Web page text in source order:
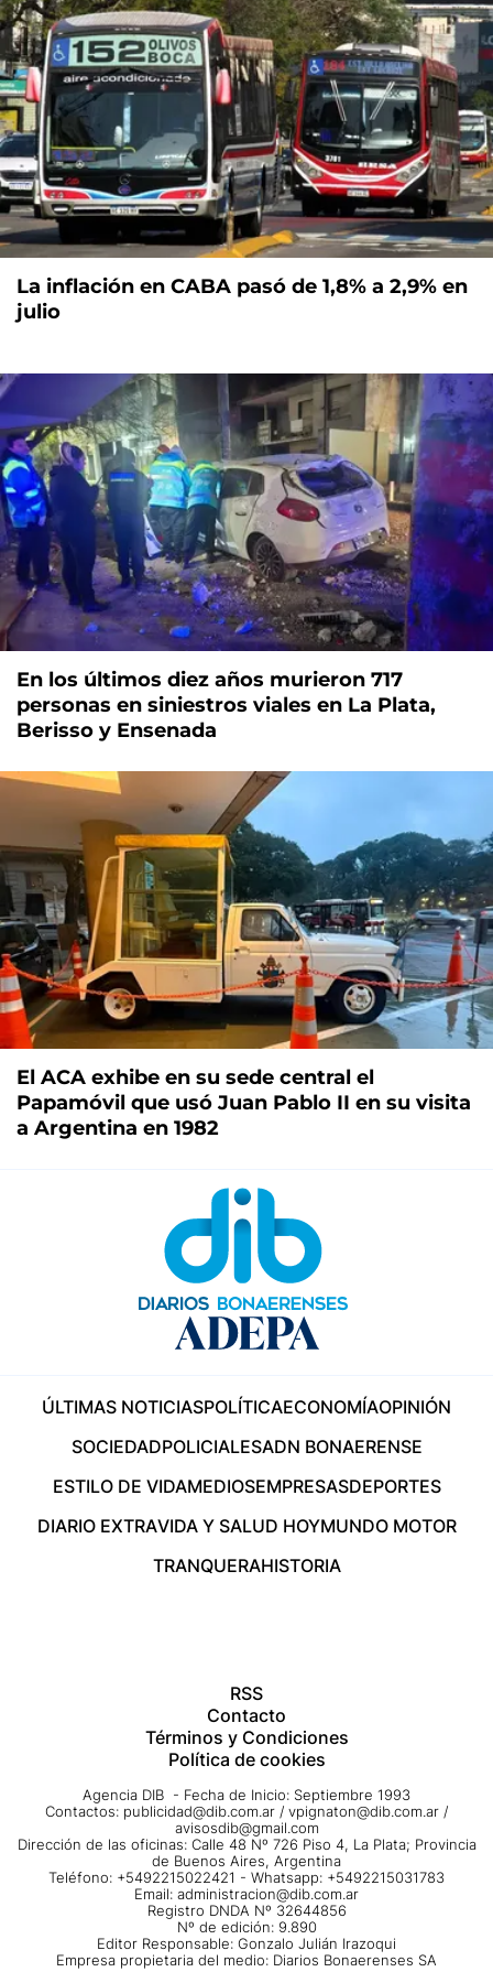
La inflación en CABA pasó de 1,8% a 2,9% en
julio
En los últimos diez años murieron 717
personas en siniestros viales en La Plata,
Berisso y Ensenada
El ACA exhibe en su sede central el
Papamóvil que usó Juan Pablo II en su visita
a Argentina en 1982
ÚLTIMAS NOTICIASPOLÍTICAECONOMÍAOPINIÓN
SOCIEDADPOLICIALESADN BONAERENSE
ESTILO DE VIDAMEDIOSEMPRESASDEPORTES
DIARIO EXTRAVIDA Y SALUD HOYMUNDO MOTOR
TRANQUERAHISTORIA
RSS
Contacto
Términos y Condiciones
Política de cookies
Agencia DIB - Fecha de Inicio: Septiembre 1993
Contactos: publicidad@dib.com.ar / vpignaton@dib.com.ar /
avisosdib@gmail.com
Dirección de las oficinas: Calle 48 Nº 726 Piso 4, La Plata; Provincia
de Buenos Aires, Argentina
Teléfono: +5492215022421 - Whatsapp: +5492215031783
Email: administracion@dib.com.ar
Registro DNDA Nº 32644856
Nº de edición: 9.890
Editor Responsable: Gonzalo Julián Irazoqui
Empresa propietaria del medio: Diarios Bonaerenses SA